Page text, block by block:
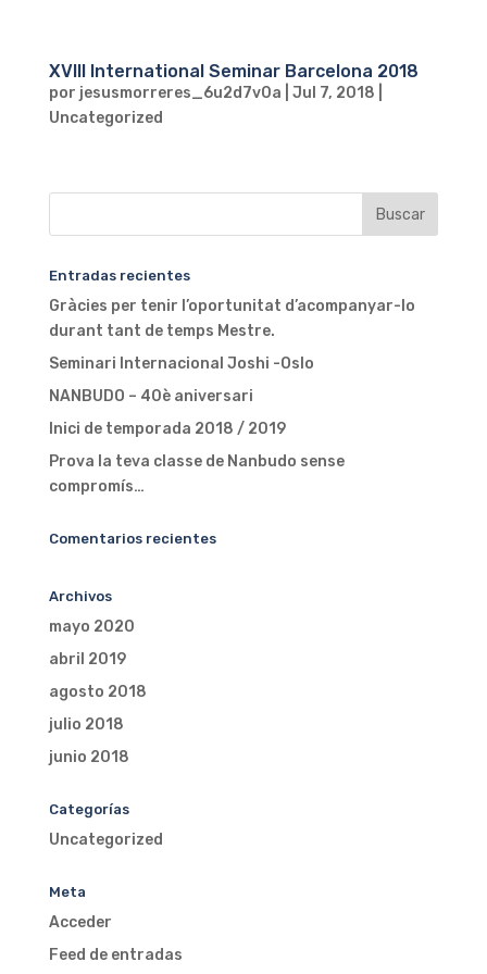
XVIII International Seminar Barcelona 2018
por jesusmorreres_6u2d7v0a Jul 7, 2018
Uncategorized
Entradas recientes
Gràcies per tenir l’oportunitat d’acompanyar-lo
durant tant de temps Mestre.
Seminari Internacional Joshi -Oslo
NANBUDO – 40è aniversari
Inici de temporada 2018 / 2019
Prova la teva classe de Nanbudo sense
compromís…
Comentarios recientes
Archivos
mayo 2020
abril 2019
agosto 2018
julio 2018
junio 2018
Categorías
Uncategorized
Meta
Acceder
Feed de entradas